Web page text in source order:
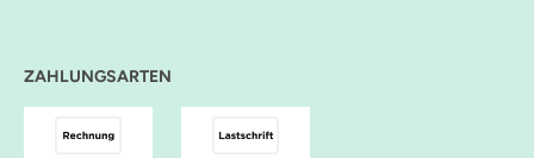
ZAHLUNGSARTEN